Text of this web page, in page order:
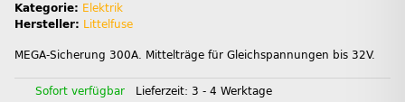
Kategorie: Elektrik
Hersteller: Littelfuse
MEGA-Sicherung 300A. Mittelträge für Gleichspannungen bis 32V.
Sofort verfügbar Lieferzeit: 3 - 4 Werktage